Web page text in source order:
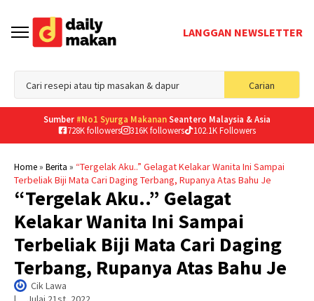
LANGGAN NEWSLETTER
Carian
for:
Sumber #No1 Syurga MakananSeantero Malaysia & Asia
728K followers
316K followers 102.1K Followers
Home» Berita » “Tergelak Aku..” Gelagat Kelakar Wanita Ini Sampai
Terbeliak Biji Mata Cari Daging Terbang, Rupanya Atas Bahu Je
“Tergelak Aku..” Gelagat
Kelakar Wanita Ini Sampai
Terbeliak Biji Mata Cari Daging
Terbang, Rupanya Atas Bahu Je
Cik Lawa